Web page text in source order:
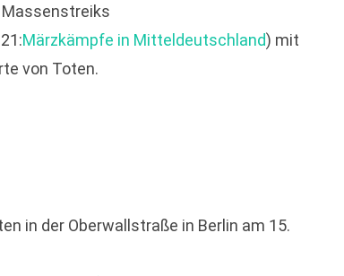
Märzkämpfe in Mitteldeutschland) mit
von Toten.
in der Oberwallstraße in Berlin am 15.